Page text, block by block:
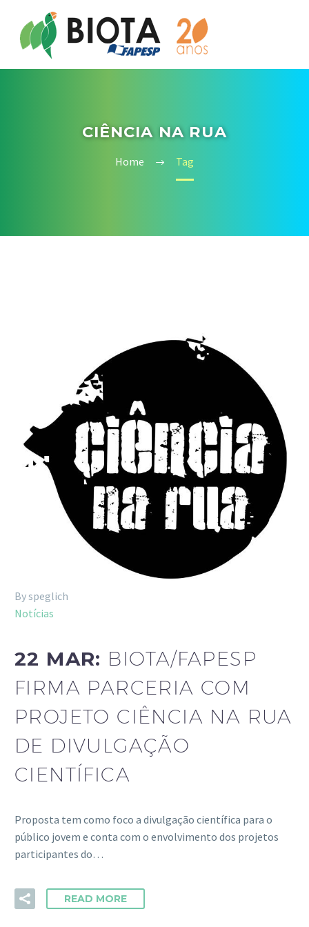
CIÊNCIA NA RUA
Home Tag
By speglich
Notícias
22 MAR: BIOTA/FAPESP
FIRMA PARCERIA COM
PROJETO CIÊNCIA NA RUA
DE DIVULGAÇÃO
CIENTÍFICA
Proposta tem como foco a divulgação científica para o
público jovem e conta com o envolvimento dos projetos
participantes do…
READ MORE